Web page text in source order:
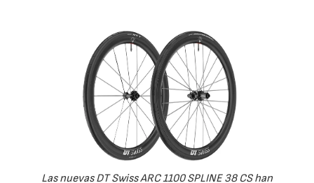
Las nuevas DT Swiss ARC 1100 SPLINE 38 CS han